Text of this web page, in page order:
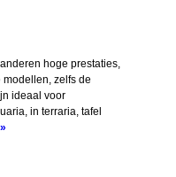
hoge prestaties,
zelfs de
ideaal voor
in terraria, tafel